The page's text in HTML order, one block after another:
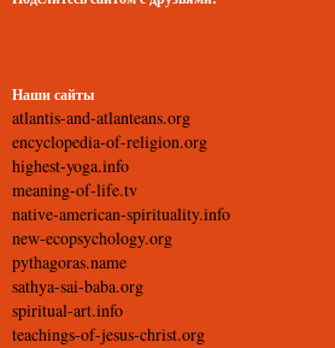
Наши сайты
atlantis-and-atlanteans.org
encyclopedia-of-religion.org
highest-yoga.info
meaning-of-life.tv
native-american-spirituality.info
new-ecopsychology.org
pythagoras.name
sathya-sai-baba.org
spiritual-art.info
teachings-of-jesus-christ.org